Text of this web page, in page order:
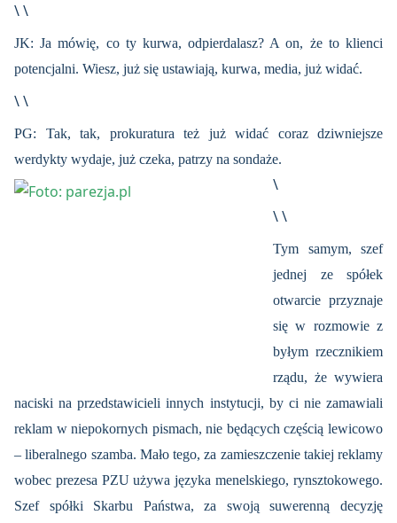
\ \
JK: Ja mówię, co ty kurwa, odpierdalasz? A on, że to klienci
potencjalni. Wiesz, już się ustawiają, kurwa, media, już widać.
\ \
PG: Tak, tak, prokuratura też już widać coraz dziwniejsze
werdykty wydaje, już czeka, patrzy na sondaże.
\
\ \
Tym samym, szef
jednej ze spółek
otwarcie przyznaje
się w rozmowie z
byłym rzecznikiem
rządu, że wywiera
naciski na przedstawicieli innych instytucji, by ci nie zamawiali
reklam w niepokornych pismach, nie będących częścią lewicowo
– liberalnego szamba. Mało tego, za zamieszczenie takiej reklamy
wobec prezesa PZU używa języka menelskiego, rynsztokowego.
Szef spółki Skarbu Państwa, za swoją suwerenną decyzję